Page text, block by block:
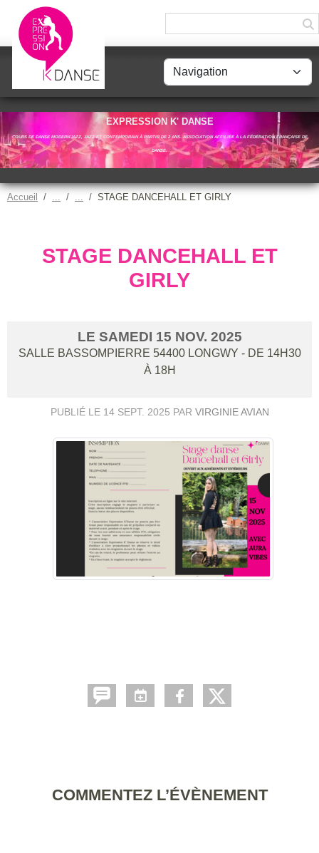
EXPRESSION K' DANSE
COURS DE DANSE MODERN'JAZZ, JAZZ ET CONTEMPORAIN À PARTIR DE 2 ANS. ASSOCIATION AFFILIÉE À LA FÉDÉRATION FRANÇAISE DE
DANSE.
Accueil STAGE DANCEHALL ET GIRLY
STAGE DANCEHALL ET
GIRLY
LE SAMEDI 15 NOV. 2025
SALLE BASSOMPIERRE 54400 LONGWY - DE 14H30
À 18H
PUBLIÉ LE 14 SEPT. 2025 PAR VIRGINIE AVIAN
COMMENTEZ L’ÉVÈNEMENT
Panneau de gestion des cookies